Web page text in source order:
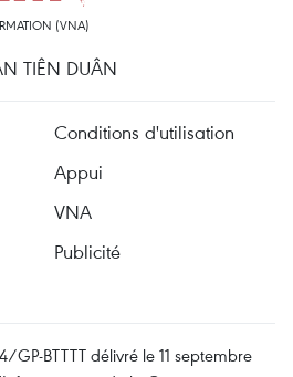
(VNA)
TIÊN DUÂN
Conditions d'utilisation
Appui
VNA
Publicité
GP-BTTTT délivré le 11 septembre